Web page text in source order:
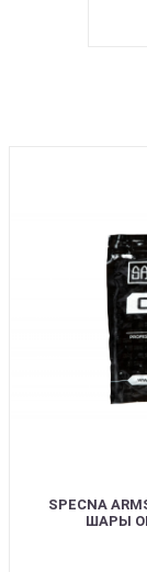
SPECNA
ШАРЫ